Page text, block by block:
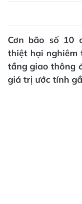
Cơn bão số 10
thiệt hại nghiêm
tầng giao thông
giá trị ước tính